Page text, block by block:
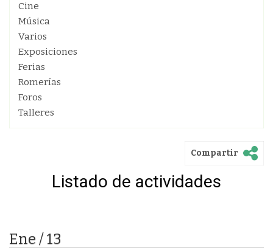
Cine
Música
Varios
Exposiciones
Ferias
Romerías
Foros
Talleres
Compartir
Listado de actividades
Ene / 13